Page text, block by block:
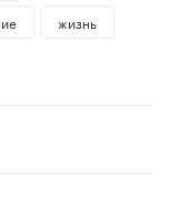
жизнь